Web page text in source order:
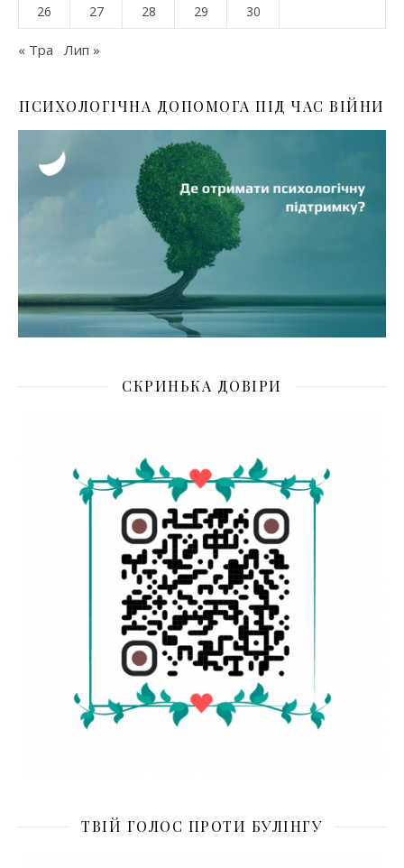
26 27 28 29 30
« Тра Лип »
ПСИХОЛОГІЧНА ДОПОМОГА ПІД ЧАС ВІЙНИ
СКРИНЬКА ДОВІРИ
ТВІЙ ГОЛОС ПРОТИ БУЛІНГУ